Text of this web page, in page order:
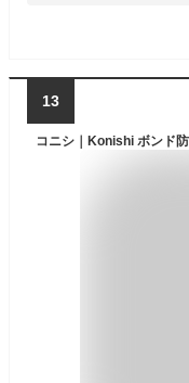
13
コニシ｜Konishi ボンド